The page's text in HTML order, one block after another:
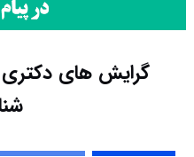
گرایش های